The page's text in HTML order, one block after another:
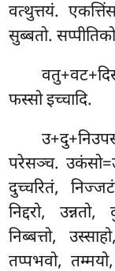
वत्थुत्तयं.
सुब्बतो.
फस्सो इच्चादि.
परेसञ्च.
दुच्चरितं,
निद्दरो,
निब्बत्तो,
तप्पभवो,